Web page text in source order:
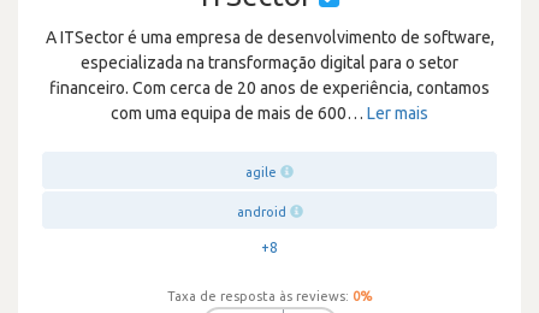
A ITSector é uma empresa de desenvolvimento de software,
especializada na transformação digital para o setor
financeiro. Com cerca de 20 anos de experiência, contamos
com uma equipa de mais de 600… Ler mais
agile
android
+8
Taxa de resposta às reviews: 0%